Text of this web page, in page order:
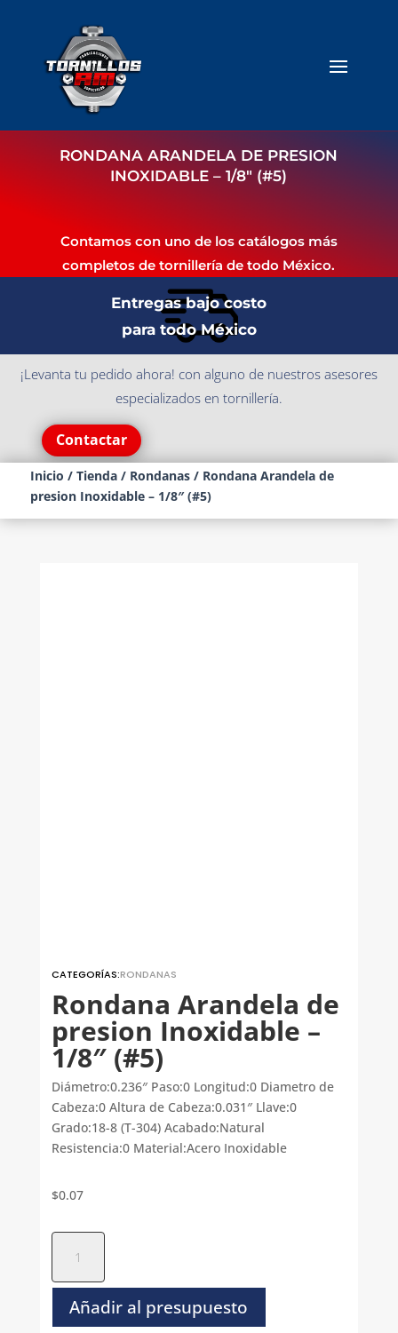
RONDANA ARANDELA DE PRESION
INOXIDABLE – 1/8″ (#5)
Contamos con uno de los catálogos más
completos de tornillería de todo México.
Entregas bajo costo
para todo México
¡Levanta tu pedido ahora! con alguno de nuestros asesores
especializados en tornillería.
Contactar
Inicio / Tienda/ Rondanas/ Rondana Arandela de
presion Inoxidable – 1/8″ (#5)
CATEGORÍAS:RONDANAS
Rondana Arandela de
presion Inoxidable –
1/8″ (#5)
Diámetro:0.236″ Paso:0 Longitud:0 Diametro de
Cabeza:0 Altura de Cabeza:0.031″ Llave:0
Grado:18-8 (T-304) Acabado:Natural
Resistencia:0 Material:Acero Inoxidable
$0.07
Arandela
de
presion
Inoxidable
Añadir al presupuesto